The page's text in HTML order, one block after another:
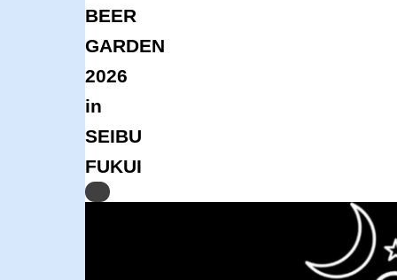
BEER
GARDEN
2026
in
SEIBU
FUKUI
Previous